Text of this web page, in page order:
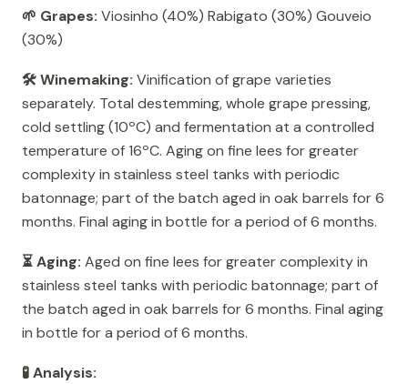
🌱 Grapes: Viosinho (40%) Rabigato (30%) Gouveio
(30%)
🛠️ Winemaking: Vinification of grape varieties
separately. Total destemming, whole grape pressing,
cold settling (10ºC) and fermentation at a controlled
temperature of 16ºC. Aging on fine lees for greater
complexity in stainless steel tanks with periodic
batonnage; part of the batch aged in oak barrels for 6
months. Final aging in bottle for a period of 6 months.
⏳ Aging: Aged on fine lees for greater complexity in
stainless steel tanks with periodic batonnage; part of
the batch aged in oak barrels for 6 months. Final aging
in bottle for a period of 6 months.
🧪 Analysis: